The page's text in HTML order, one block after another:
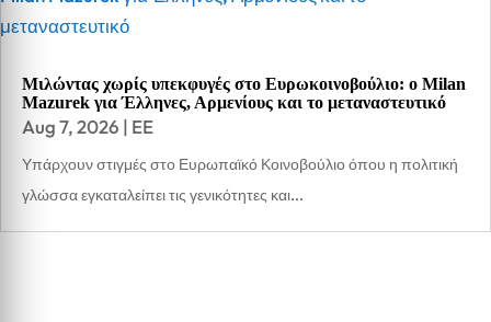
Μιλώντας χωρίς υπεκφυγές στο Ευρωκοινοβούλιο: ο Milan
Mazurek για Έλληνες, Αρμενίους και το μεταναστευτικό
Aug 7, 2026 | EE
Υπάρχουν στιγμές στο Ευρωπαϊκό Κοινοβούλιο όπου η πολιτική
γλώσσα εγκαταλείπει τις γενικότητες και...